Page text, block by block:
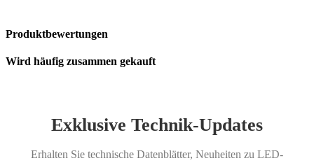
Produktbewertungen
Wird häufig zusammen gekauft
Exklusive Technik-Updates
Erhalten Sie technische Datenblätter, Neuheiten zu LED-